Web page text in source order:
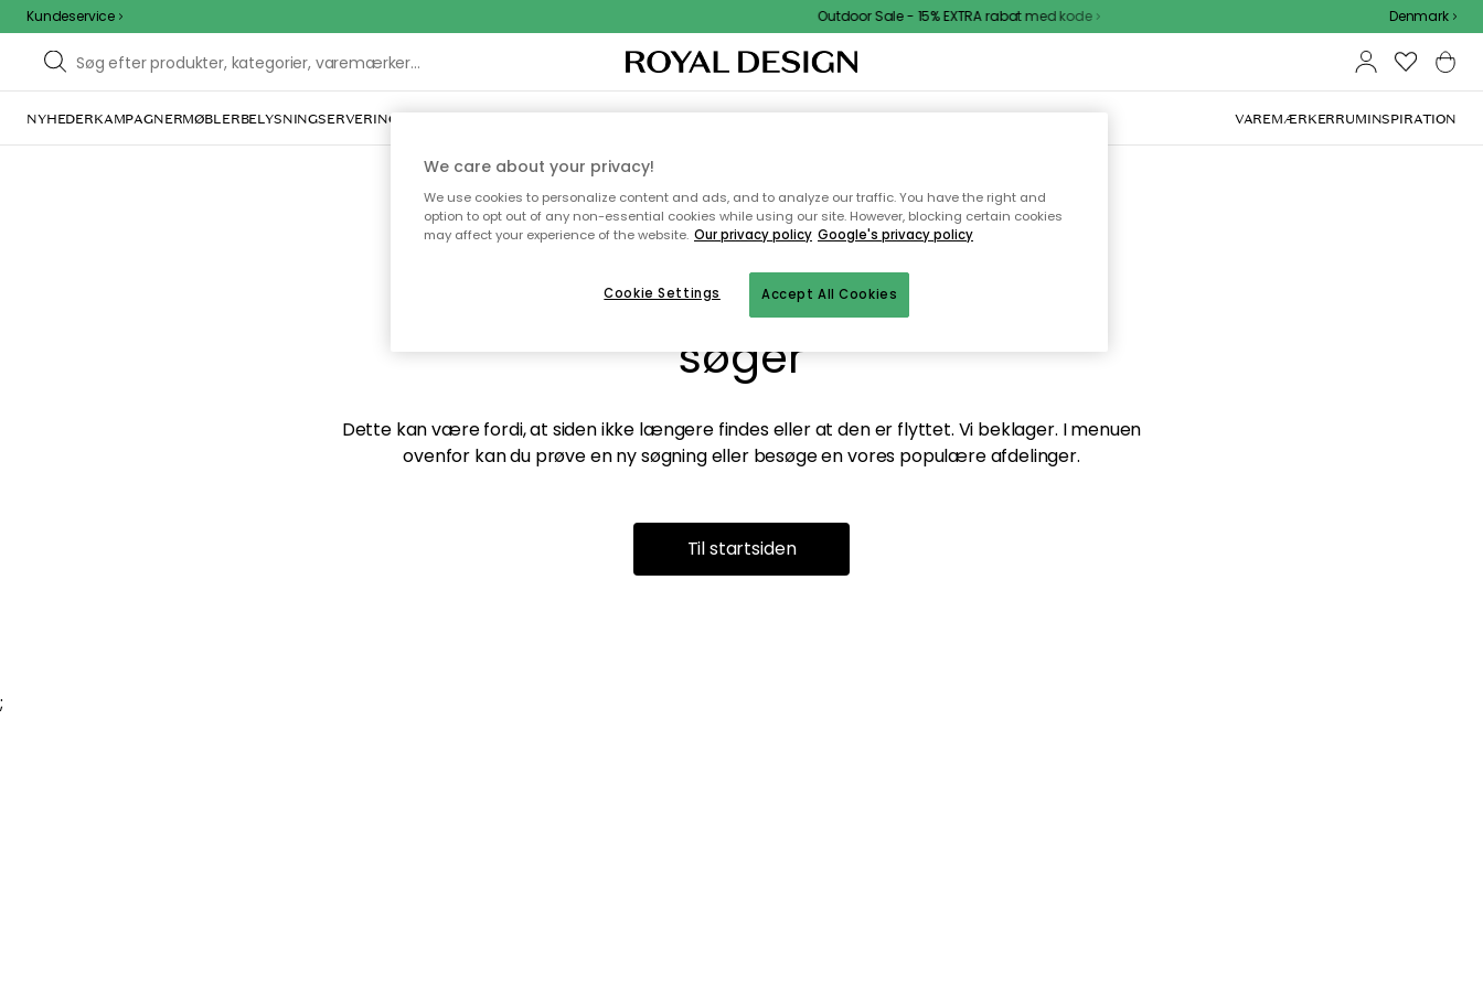
Kundeservice Outdoor Sale - 15% EXTRA rabat med kode Denmark
NYHEDERKAMPAGNERMØBLERBELYSNINGSERVERING INDRETNINGTEKSTIL & TÆPPERKØKKENETOPBEVARINGHAVEMØBLER VAREMÆRKERRUMINSPIRATION
Vi fandt desværre ikke siden du
søger
Dette kan være fordi, at siden ikke længere findes eller at den er flyttet. Vi beklager. I menuen
ovenfor kan du prøve en ny søgning eller besøge en vores populære afdelinger.
Til startsiden
;
We care about your privacy!
We use cookies to personalize content and ads, and to analyze our traffic. You have the right and
option to opt out of any non-essential cookies while using our site. However, blocking certain cookies
may affect your experience of the website. Our privacy policy Google's privacy policy
Accept All Cookies
Cookie Settings